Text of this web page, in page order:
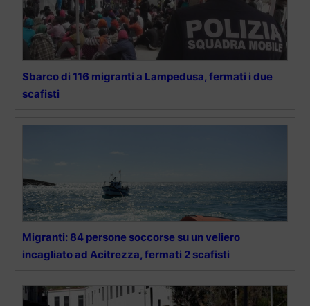
Sbarco di 116 migranti a Lampedusa, fermati i due
scafisti
Migranti: 84 persone soccorse su un veliero
incagliato ad Acitrezza, fermati 2 scafisti